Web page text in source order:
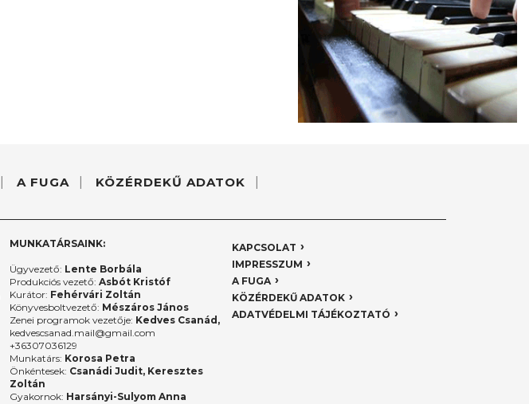
A FUGA
KÖZÉRDEKŰ ADATOK
MUNKATÁRSAINK:
Ügyvezető: Lente Borbála
Produkciós vezető: Asbót Kristóf
Kurátor: Fehérvári Zoltán
Könyvesboltvezető: Mészáros János
Zenei programok vezetője: Kedves Csanád,
kedvescsanad.mail@gmail.com
+36307036129
Munkatárs: Korosa Petra
Önkéntesek: Csanádi Judit, Keresztes
Zoltán
Gyakornok: Harsányi-Sulyom Anna
KAPCSOLAT
IMPRESSZUM
A FUGA
KÖZÉRDEKŰ ADATOK
ADATVÉDELMI TÁJÉKOZTATÓ